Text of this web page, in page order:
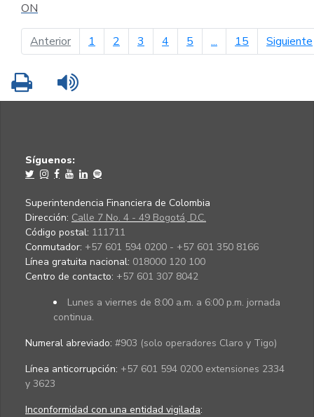
ON
Anteriorpágina anterior
1 2 3 4 5 ... 15 Siguiente
Imprimir
Síguenos:
Superintendencia Financiera de Colombia
Dirección: Calle 7 No. 4 - 49 Bogotá, D.C.
Código postal: 111711
Conmutador: +57 601 594 0200 - +57 601 350 8166
Línea gratuita nacional: 018000 120 100
Centro de contacto: +57 601 307 8042
Lunes a viernes de 8:00 a.m. a 6:00 p.m. jornada
continua.
Numeral abreviado: #903 (solo operadores Claro y Tigo)
Línea anticorrupción: +57 601 594 0200 extensiones 2334
y 3623
Inconformidad con una entidad vigilada: